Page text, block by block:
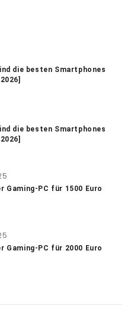
die besten Smartphones
die besten Smartphones
Gaming-PC für 1500 Euro
Gaming-PC für 2000 Euro